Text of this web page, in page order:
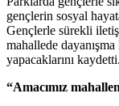
gençlerin sosyal
Gençlerle sürekli
mahallede
yapacaklarını kaydetti.
“Amacımız